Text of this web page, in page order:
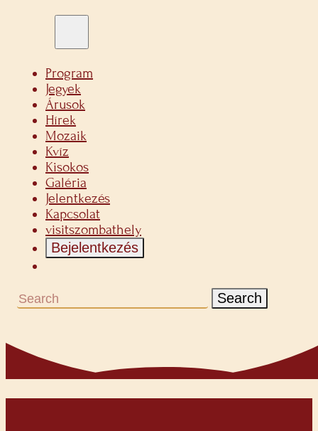
Program
Jegyek
Árusok
Hírek
Mozaik
Kvíz
Kisokos
Galéria
Jelentkezés
Kapcsolat
visitszombathely
Bejelentkezés
Search